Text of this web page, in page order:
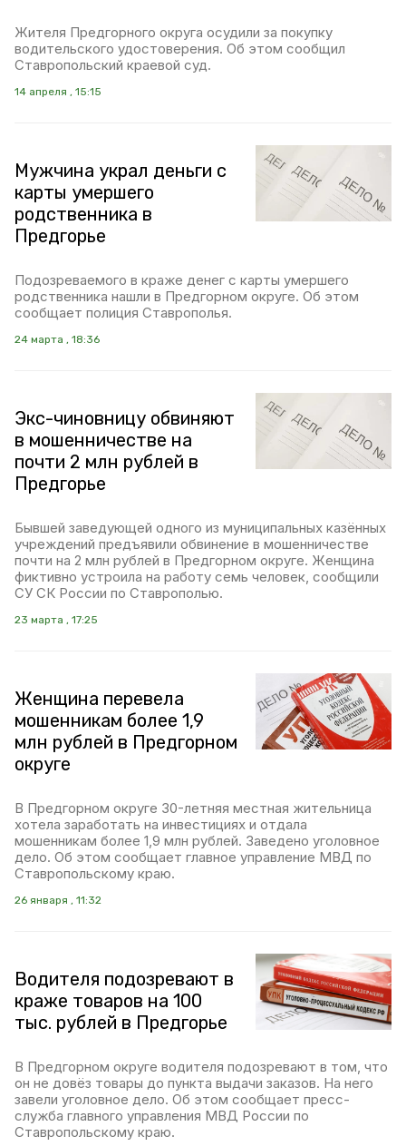
Жителя Предгорного округа осудили за покупку
водительского удостоверения. Об этом сообщил
Ставропольский краевой суд.
14 апреля , 15:15
Мужчина украл деньги с
карты умершего
родственника в
Предгорье
Подозреваемого в краже денег с карты умершего
родственника нашли в Предгорном округе. Об этом
сообщает полиция Ставрополья.
24 марта , 18:36
Экс-чиновницу обвиняют
в мошенничестве на
почти 2 млн рублей в
Предгорье
Бывшей заведующей одного из муниципальных казённых
учреждений предъявили обвинение в мошенничестве
почти на 2 млн рублей в Предгорном округе. Женщина
фиктивно устроила на работу семь человек, сообщили
СУ СК России по Ставрополью.
23 марта , 17:25
Женщина перевела
мошенникам более 1,9
млн рублей в Предгорном
округе
В Предгорном округе 30-летняя местная жительница
хотела заработать на инвестициях и отдала
мошенникам более 1,9 млн рублей. Заведено уголовное
дело. Об этом сообщает главное управление МВД по
Ставропольскому краю.
26 января , 11:32
Водителя подозревают в
краже товаров на 100
тыс. рублей в Предгорье
В Предгорном округе водителя подозревают в том, что
он не довёз товары до пункта выдачи заказов. На него
завели уголовное дело. Об этом сообщает пресс-
служба главного управления МВД России по
Ставропольскому краю.